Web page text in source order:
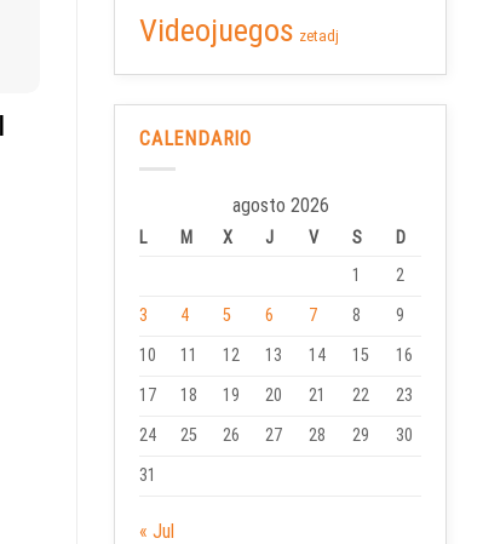
Videojuegos zetadj
CALENDARIO
agosto 2026
L M X J V S
D
1
2
3
4 5 6 7 8
9
10
11 12 13 14 15
16
17
18 19 20 21 22
23
24
25 26 27 28 29
30
31
« Jul